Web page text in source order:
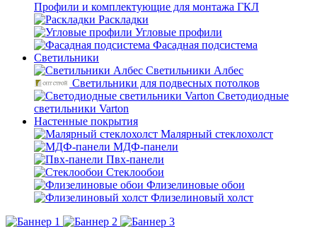
Профили и комплектующие для монтажа ГКЛ
Раскладки
Угловые профили
Фасадная подсистема
Светильники
Светильники Албес
Светильники для подвесных потолков
Светодиодные
светильники Varton
Настенные покрытия
Малярный стеклохолст
МДФ-панели
Пвх-панели
Стеклообои
Флизелиновые обои
Флизелиновый холст